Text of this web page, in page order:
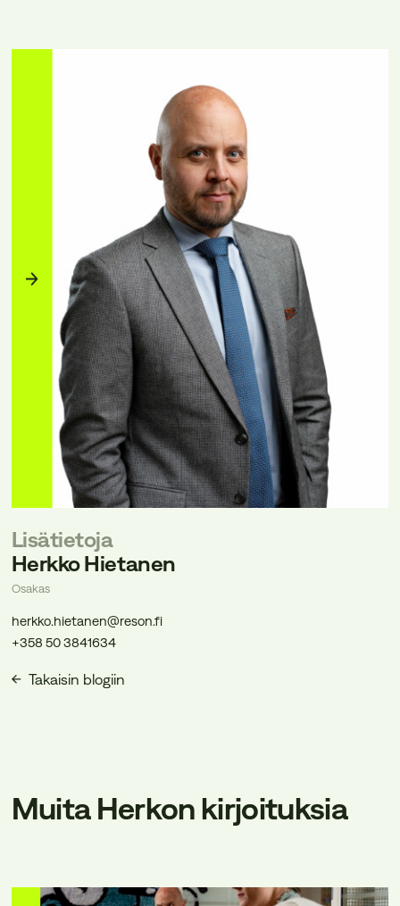
Lisätietoja
Herkko Hietanen
Osakas
herkko.hietanen@reson.fi
+358 50 3841634
Takaisin blogiin
Muita Herkon kirjoituksia